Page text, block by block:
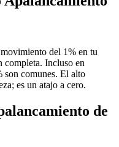
del 1% en tu
completa. Incluso en
son comunes. El alto
es un atajo a cero.
de